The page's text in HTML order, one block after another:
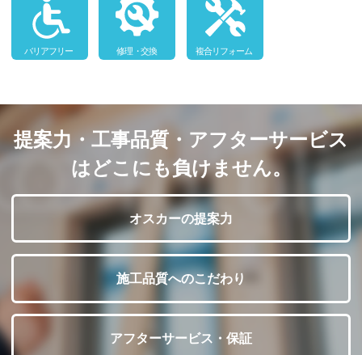
提案力・工事品質・アフターサービス
はどこにも負けません。
オスカーの提案力
施工品質へのこだわり
アフターサービス・保証